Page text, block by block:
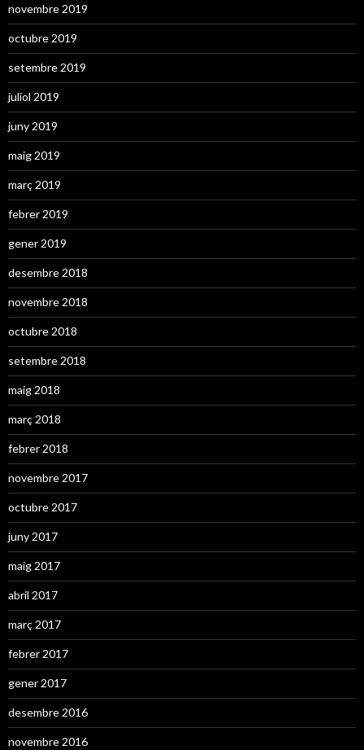
novembre 2019
octubre 2019
setembre 2019
juliol 2019
juny 2019
maig 2019
març 2019
febrer 2019
gener 2019
desembre 2018
novembre 2018
octubre 2018
setembre 2018
maig 2018
març 2018
febrer 2018
novembre 2017
octubre 2017
juny 2017
maig 2017
abril 2017
març 2017
febrer 2017
gener 2017
desembre 2016
novembre 2016